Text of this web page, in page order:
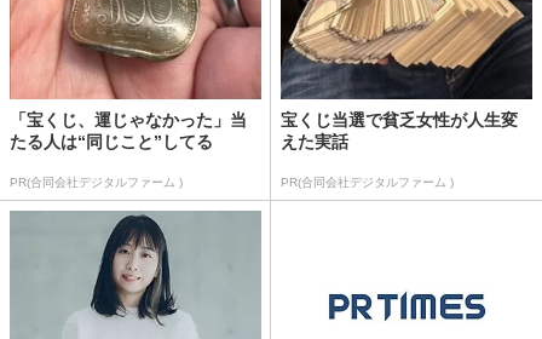
「宝くじ、運じゃなかった」当
たる人は“同じこと”してる
PR(合同会社デジタルファーム )
宝くじ当選で貧乏女性が人生変
えた実話
PR(合同会社デジタルファーム )